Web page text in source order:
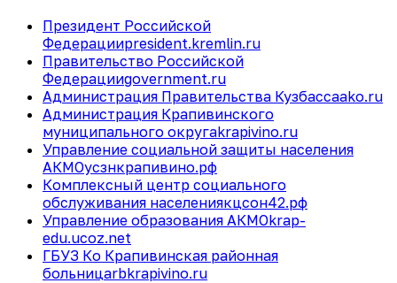
Президент Российской
Федерацииpresident.kremlin.ru
Правительство Российской
Федерацииgovernment.ru
Администрация Правительства Кузбассаako.ru
Администрация Крапивинского
муниципального округаkrapivino.ru
Управление социальной защиты населения
АКМОусзнкрапивино.рф
Комплексный центр социального
обслуживания населениякцсон42.рф
Управление образования АКМОkrap-
edu.ucoz.net
ГБУЗ Ко Крапивинская районная
больницаrbkrapivino.ru